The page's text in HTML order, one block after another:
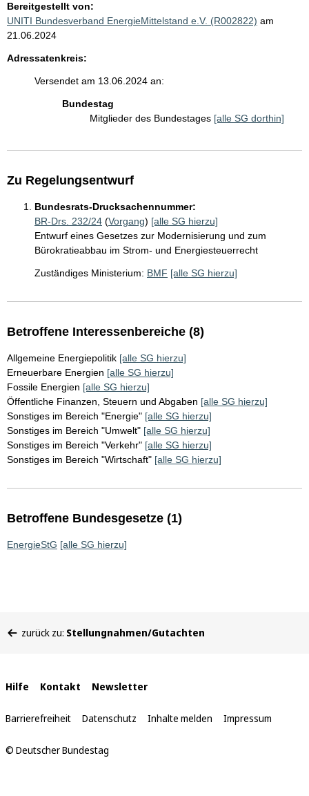
Bereitgestellt von:
UNITI Bundesverband EnergieMittelstand e.V. (R002822) am
21.06.2024
Adressatenkreis:
Versendet am 13.06.2024 an:
Bundestag
Mitglieder des Bundestages [alle SG dorthin]
Zu Regelungsentwurf
Bundesrats-Drucksachennummer:
BR-Drs. 232/24 (Vorgang) [alle SG hierzu]
Entwurf eines Gesetzes zur Modernisierung und zum
Bürokratieabbau im Strom- und Energiesteuerrecht
Zuständiges Ministerium: BMF [alle SG hierzu]
Betroffene Interessenbereiche (8)
Allgemeine Energiepolitik [alle SG hierzu]
Erneuerbare Energien [alle SG hierzu]
Fossile Energien [alle SG hierzu]
Öffentliche Finanzen, Steuern und Abgaben [alle SG hierzu]
Sonstiges im Bereich "Energie" [alle SG hierzu]
Sonstiges im Bereich "Umwelt" [alle SG hierzu]
Sonstiges im Bereich "Verkehr" [alle SG hierzu]
Sonstiges im Bereich "Wirtschaft" [alle SG hierzu]
Betroffene Bundesgesetze (1)
EnergieStG [alle SG hierzu]
befinden
zurück zu: Stellungnahmen/Gutachten
Interne
Links
Hilfe Kontakt Newsletter
Barrierefreiheit Datenschutz Inhalte melden Impressum
© Deutscher Bundestag